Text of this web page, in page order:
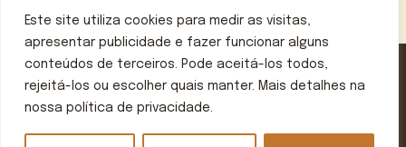
Este site utiliza cookies para medir as visitas,
apresentar publicidade e fazer funcionar alguns
conteúdos de terceiros. Pode aceitá-los todos,
rejeitá-los ou escolher quais manter. Mais detalhes na
nossa política de privacidade.
Contactos Política de privacidade